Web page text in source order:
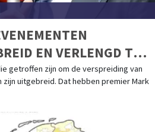
EN VERLENGD TOT
getroffen zijn om de verspreiding van
uitgebreid. Dat hebben premier Mark